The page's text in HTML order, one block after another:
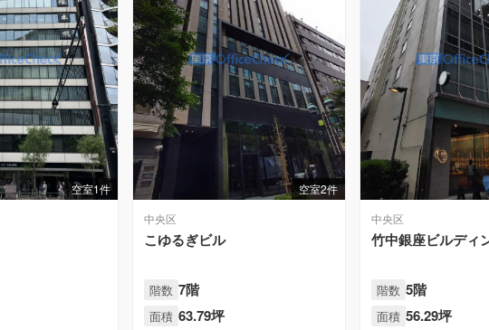
空室1件
空室2件
中央区
こゆるぎビル
階数 7階
面積 63.79坪
中央区
竹中銀座ビルディ
階数 5階
面積 56.29坪